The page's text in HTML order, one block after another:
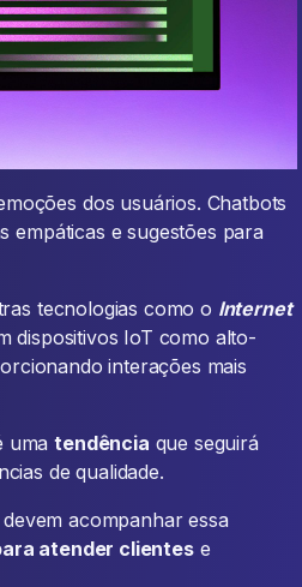
dos usuários. Chatbots
empáticas e sugestões para
tecnologias como o Internet
dispositivos IoT como alto-
interações mais
umatendência que seguirá
de qualidade.
acompanhar essa
atender clientese